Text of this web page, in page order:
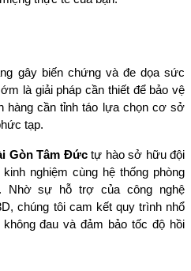
gây biến chứng và đe dọa sức
là giải pháp cần thiết để bảo vệ
hàng cần tỉnh táo lựa chọn cơ sở
tạp.
Gòn Tâm Đức tự hào sở hữu đội
nghiệm cùng hệ thống phòng
Nhờ sự hỗ trợ của công nghệ
chúng tôi cam kết quy trình nhổ
đau và đảm bảo tốc độ hồi